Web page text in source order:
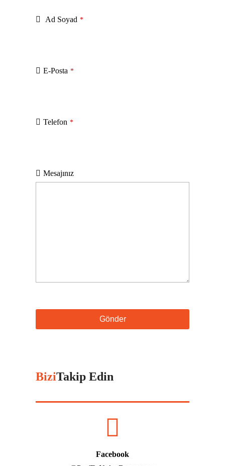
Ad Soyad *
E-Posta *
Telefon *
Mesajınız
Gönder
BiziTakip Edin
Facebook